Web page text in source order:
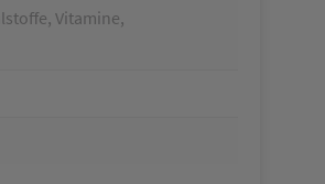
Vitamine,